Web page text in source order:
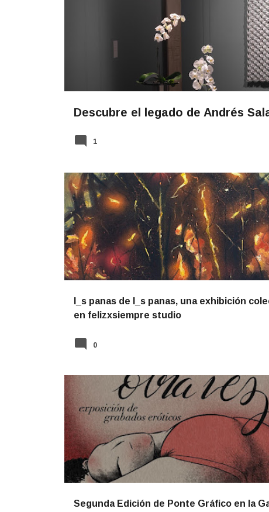
Descubre el legado de Andrés
1
l_s panas de l_s panas, una exhibición
en felizxsiempre studio
NOTICIAS
0
Segunda Edición de Ponte Gráfico en la
NOTICIAS